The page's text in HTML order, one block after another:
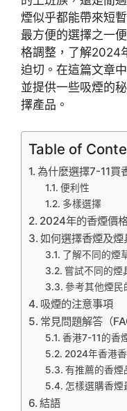
煙似乎都能帶來短
最方便的選擇之一
格調整，了解2024
迫切。在這篇文章
並提供一些吸煙的
擇產品。
Table of
為什麼選擇7-11買
便利性
多樣選擇
2024年的香煙價
如何選擇香煙及煙
了解不同的煙
嘗試不同的煙
參考其他煙民
吸煙的注意事項
常見問題解答（
香港7-11的香
2024年香港
有推薦的香煙
怎樣選購香煙
結語